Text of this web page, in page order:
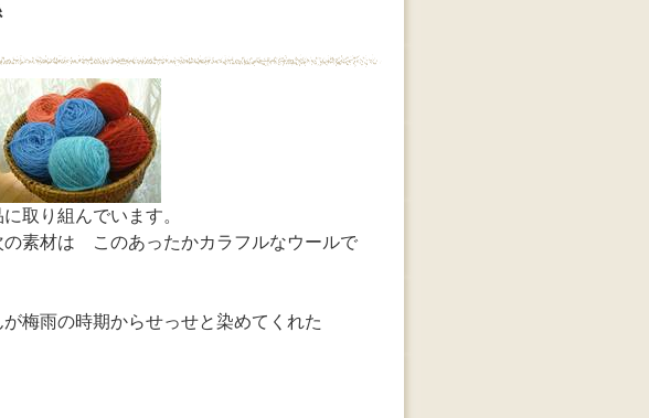
取り組んでいます。
の素材は このあったかカラフルなウールで
梅雨の時期からせっせと染めてくれた